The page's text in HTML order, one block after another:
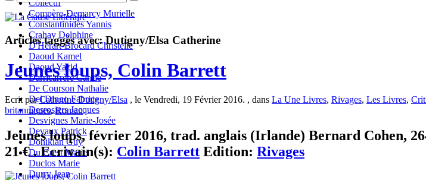
Collectif
Compère-Demarcy Murielle
Constantinidès Yannis
Crahay Delphine
D'Hérart-Brocard Christelle
Daoud Kamel
Daoud Yazid
Darricarrère Carole
De Courson Nathalie
Del Dingo Fabrice
Desrosiers Jacques
Desvignes Marie-Josée
Devaux Patrick
Donikian Guy
Du Crest Marie
Duclos Marie
Durry Jean
Articles taggés avec: Dutigny/Elsa Catherine
Jeunes loups, Colin Barrett
Ecrit parCatherine Dutigny/Elsa , le Vendredi, 19 Février 2016. , dans La Une Livres, Rivages, Les Livres,
britanniques,Roman
Jeunes loups, février 2016, trad. anglais (Irlande) Bernard Cohen,
21 € . Ecrivain(s): Colin Barrett Edition: Rivages